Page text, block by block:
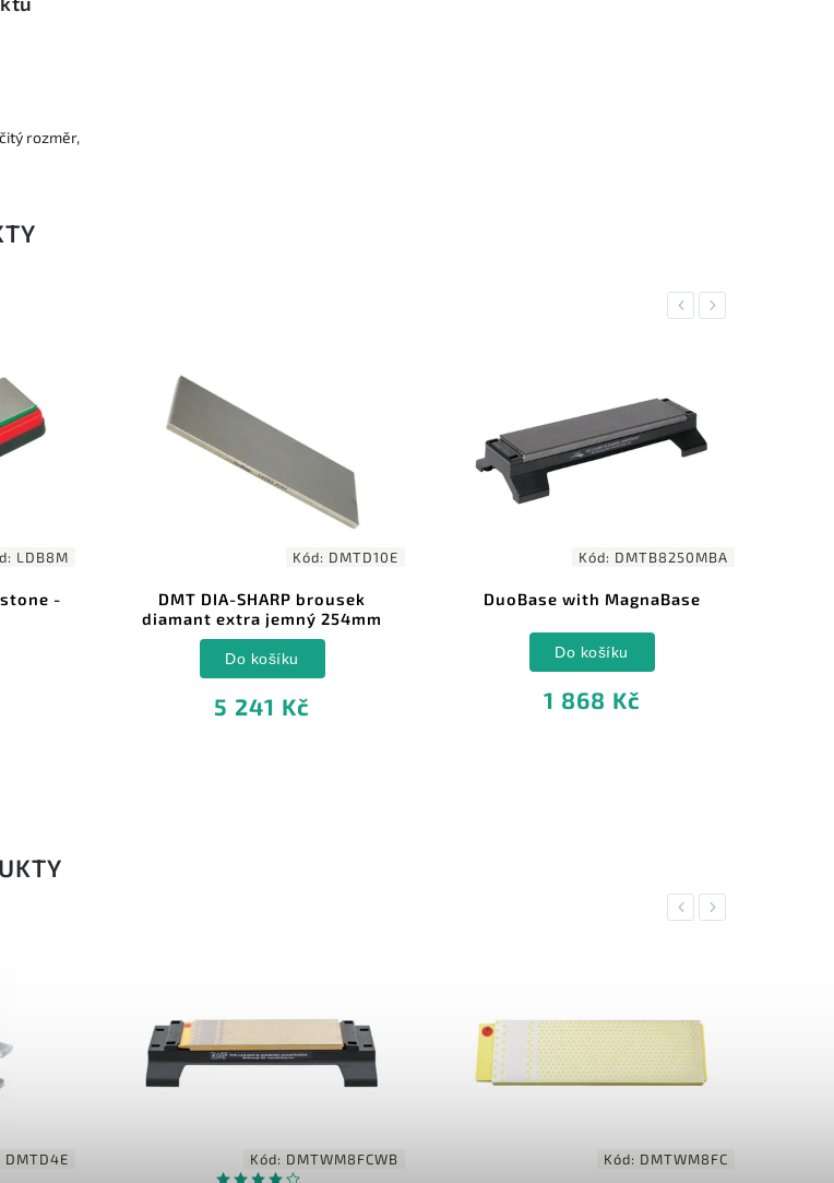
rozměr,
Previous
LDB8M
-
Kód: DMTD10E
DMT DIA-SHARP brousek
diamant extra jemný 254mm
5 241 Kč
Do košíku
Kód: DMTB8250MBA
DuoBase with MagnaBase
1 868 Kč
Do košíku
Next
Previous
DMTD4E Kód: DMTWM8FCWB Kód: DMTWM8FC
Next